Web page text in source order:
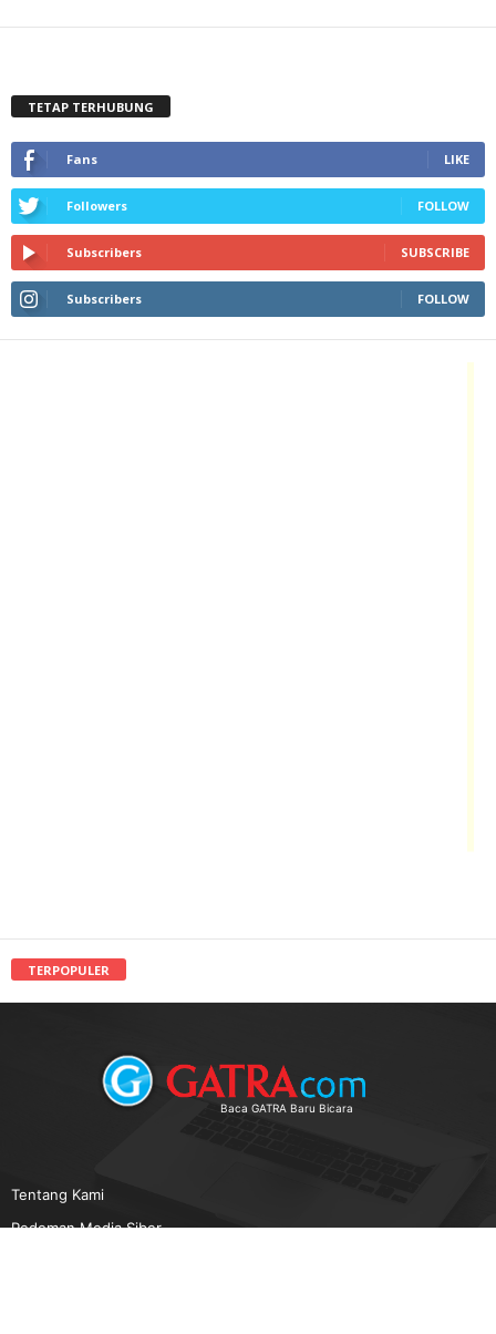
TETAP TERHUBUNG
Fans LIKE
Followers FOLLOW
Subscribers SUBSCRIBE
Subscribers FOLLOW
TERPOPULER
Baca GATRA Baru Bicara
Tentang Kami
Pedoman Media Siber